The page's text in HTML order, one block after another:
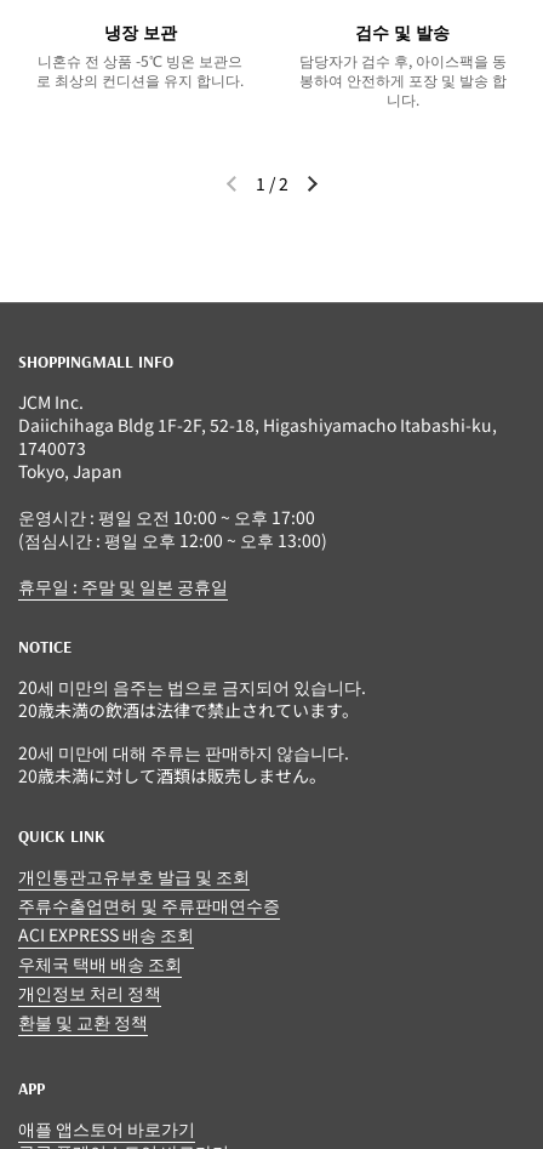
냉장 보관
니혼슈 전 상품 -5℃ 빙온 보관으
로 최상의 컨디션을 유지 합니다.
검수 및 발송
담당자가 검수 후, 아이스팩을 동
봉하여 안전하게 포장 및 발송 합
니다.
이전 슬라이드다음 슬라이드
1 /2
SHOPPINGMALL INFO
JCM Inc.
Daiichihaga Bldg 1F-2F, 52-18, Higashiyamacho Itabashi-ku,
1740073
Tokyo, Japan
운영시간 : 평일 오전 10:00 ~ 오후 17:00
(점심시간 : 평일 오후 12:00 ~ 오후 13:00)
휴무일 : 주말 및 일본 공휴일
NOTICE
20세 미만의 음주는 법으로 금지되어 있습니다.
20歳未満の飲酒は法律で禁止されています。
20세 미만에 대해 주류는 판매하지 않습니다.
20歳未満に対して酒類は販売しません。
QUICK LINK
개인통관고유부호 발급 및 조회
주류수출업면허 및 주류판매연수증
ACI EXPRESS 배송 조회
우체국 택배 배송 조회
개인정보 처리 정책
환불 및 교환 정책
APP
애플 앱스토어 바로가기